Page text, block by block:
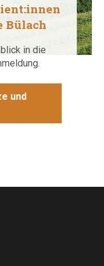
Bülach
in die
und